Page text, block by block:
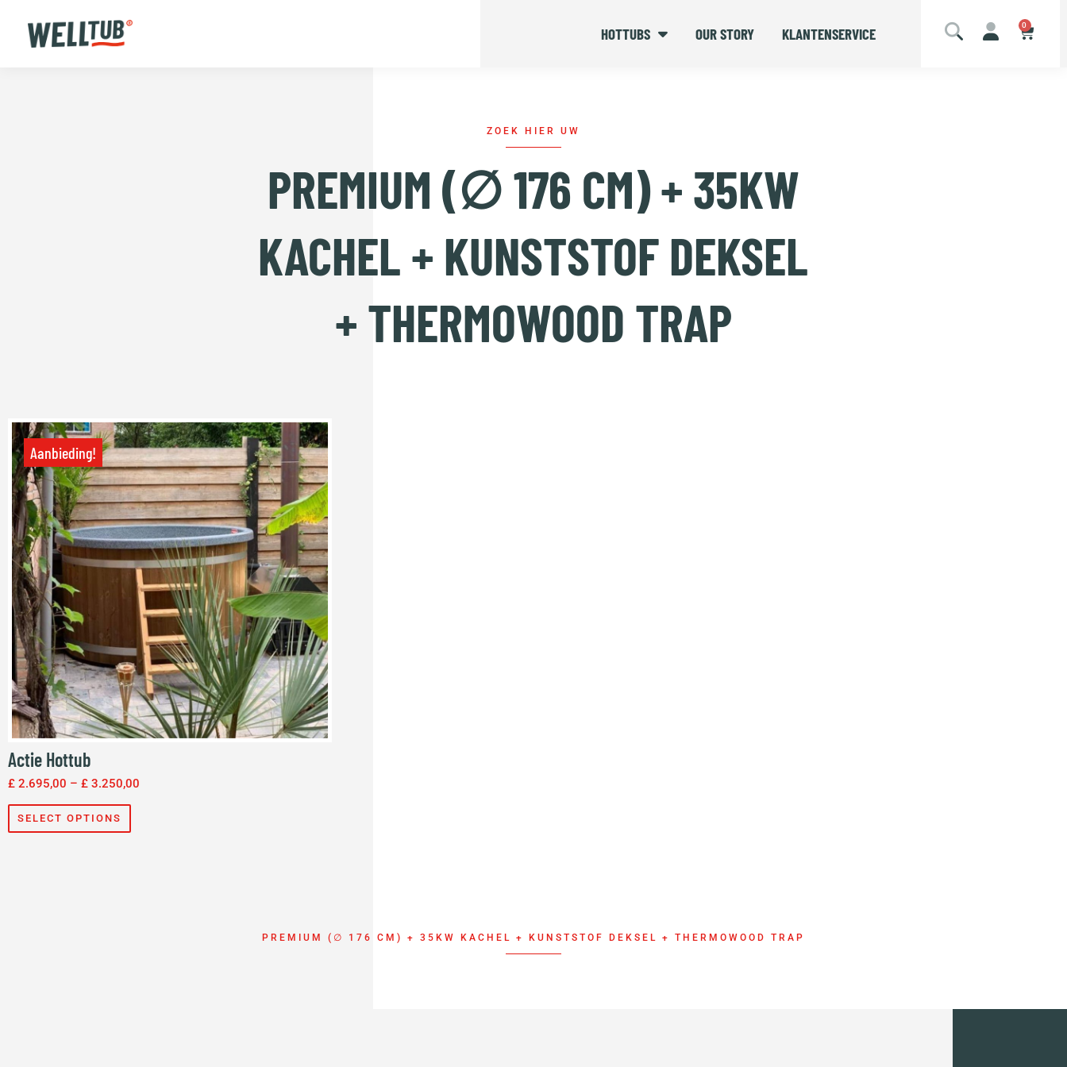
HOTTUBS OUR STORY KLANTENSERVICE 0
ZOEK HIER UW
PREMIUM (∅ 176 CM) + 35KW
KACHEL + KUNSTSTOF DEKSEL
+ THERMOWOOD TRAP
Aanbieding!
Actie Hottub
£ 2.695,00 – £ 3.250,00
SELECT OPTIONS
PREMIUM (∅ 176 CM) + 35KW KACHEL + KUNSTSTOF DEKSEL + THERMOWOOD TRAP